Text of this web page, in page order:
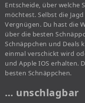
Entscheide, über welche
möchtest. Selbst die
Vergnügen. Du hast die
über die besten
Schnäppchen und Deals
einmal verschickt wird
und Apple IOS erhalten.
besten Schnäppchen.
… unschlagbar